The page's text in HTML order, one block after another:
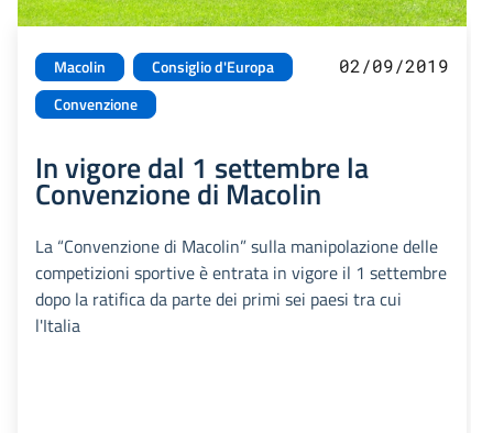
Macolin
Consiglio d'Europa
Convenzione
02/09/2019
In vigore dal 1 settembre la
Convenzione di Macolin
La “Convenzione di Macolin” sulla manipolazione delle
competizioni sportive è entrata in vigore il 1 settembre
dopo la ratifica da parte dei primi sei paesi tra cui
l'Italia